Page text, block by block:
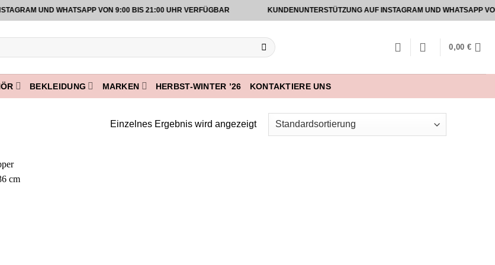
UND WHATSAPP VON 9:00 BIS 21:00 UHR VERFÜGBAR KUNDENUNTERSTÜTZUNG AUF INSTAGRAM UND WHATSAPP VON
0,00 €
BEKLEIDUNG MARKEN HERBST-WINTER ’26 KONTAKTIERE UNS
Einzelnes Ergebnis wird angezeigt